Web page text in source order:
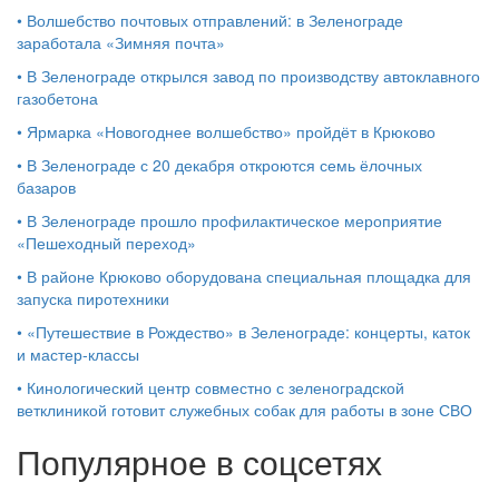
• Волшебство почтовых отправлений: в Зеленограде
заработала «Зимняя почта»
• В Зеленограде открылся завод по производству автоклавного
газобетона
• Ярмарка «Новогоднее волшебство» пройдёт в Крюково
• В Зеленограде с 20 декабря откроются семь ёлочных
базаров
• В Зеленограде прошло профилактическое мероприятие
«Пешеходный переход»
• В районе Крюково оборудована специальная площадка для
запуска пиротехники
• «Путешествие в Рождество» в Зеленограде: концерты, каток
и мастер‑классы
• Кинологический центр совместно с зеленоградской
ветклиникой готовит служебных собак для работы в зоне СВО
Популярное в соцсетях